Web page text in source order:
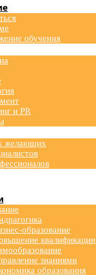
обучения
и PR
желающих
образование
квалификации
знаниями
образования